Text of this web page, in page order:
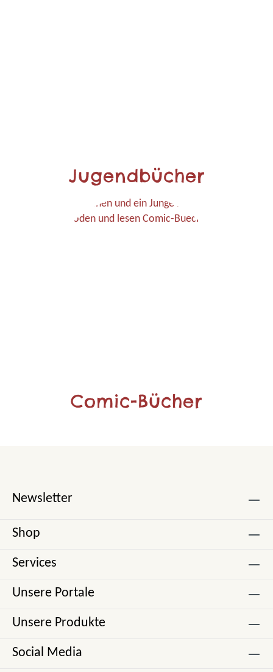
Jugendbücher
Comic-Bücher
Newsletter
Shop
Services
Unsere Portale
Unsere Produkte
Social Media